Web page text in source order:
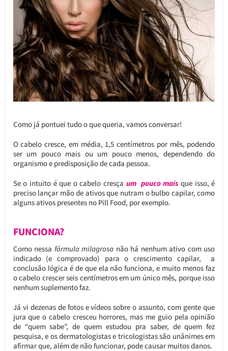
Como já pontuei tudo o que queria, vamos conversar!
O cabelo cresce, em média, 1,5 centímetros por mês, podendo
ser um pouco mais ou um pouco menos, dependendo do
organismo e predisposição de cada pessoa.
Se o intuito é que o cabelo cresça um pouco mais que isso, é
preciso lançar mão de ativos que nutram o bulbo capilar, como
alguns ativos presentes no Pill Food, por exemplo.
FUNCIONA?
Como nessa fórmula milagrosa não há nenhum ativo com uso
indicado (e comprovado) para o crescimento capilar, a
conclusão lógica é de que ela não funciona, e muito menos faz
o cabelo crescer seis centímetros em um único mês, porque isso
nenhum suplemento faz.
Já vi dezenas de fotos e vídeos sobre o assunto, com gente que
jura que o cabelo cresceu horrores, mas me guio pela opinião
de “quem sabe”, de quem estudou pra saber, de quem fez
pesquisa, e os dermatologistas e tricologistas são unânimes em
afirmar que, além de não funcionar, pode causar muitos danos.